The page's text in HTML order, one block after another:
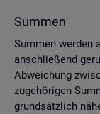
Sum­men
Sum­men wer­den
an­schlie­ßend
Ab­wei­chung
zu­ge­hö­ri­gen
grund­sätz­lich